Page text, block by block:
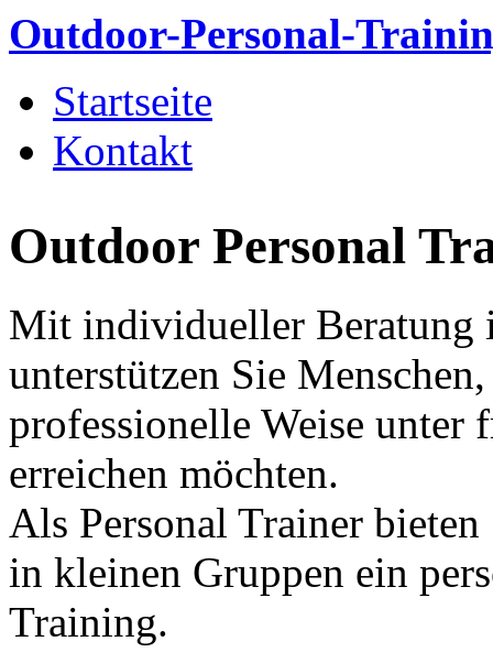
Direkt zum Inhalt
Outdoor-Personal-
Hauptmenü
Startseite
Kontakt
Outdoor Personal
Mit individueller
unterstützen Sie
professionelle Weise unter
erreichen möchten.
Als Personal Trainer
in kleinen Gruppen ein
Training.